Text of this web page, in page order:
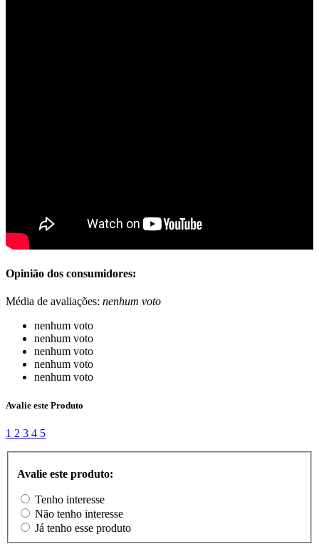
Opinião dos consumidores:
Média de avaliações: nenhum voto
nenhum voto
nenhum voto
nenhum voto
nenhum voto
nenhum voto
Avalie este Produto
1 2 3 4 5
Avalie este produto:
Tenho interesse
Não tenho interesse
Já tenho esse produto